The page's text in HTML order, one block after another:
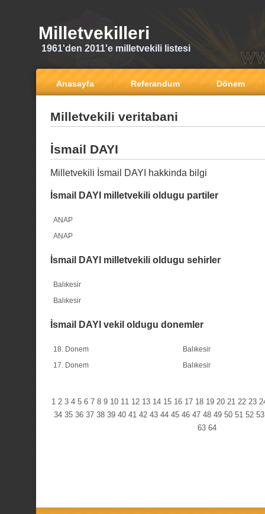
Milletvekilleri
1961'den 2011'e milletvekili listesi
Anasayfa Referandum Dönem
Milletvekili veritabani
İsmail DAYI
Milletvekili İsmail DAYI hakkinda bilgi
İsmail DAYI milletvekili oldugu partiler
ANAP
ANAP
İsmail DAYI milletvekili oldugu sehirler
Balıkesir
Balıkesir
İsmail DAYI vekil oldugu donemler
18. Donem
Balıkesir
17. Donem
Balıkesir
1 2 3 4 5 6 7 8 9 10 11 12 13 14 15 16 17 18 19 20 21 22 23
34 35 36 37 38 39 40 41 42 43 44 45 46 47 48 49 50 51 52 53
63 64